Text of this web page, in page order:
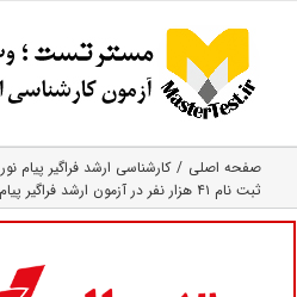
content
صفحه اصلی
کارشناسی ارشد فراگیر پیام نور
ثبت نام ۴۱ هزار نفر در آزمون ارشد فراگیر پیام نور ۱۳۹۶